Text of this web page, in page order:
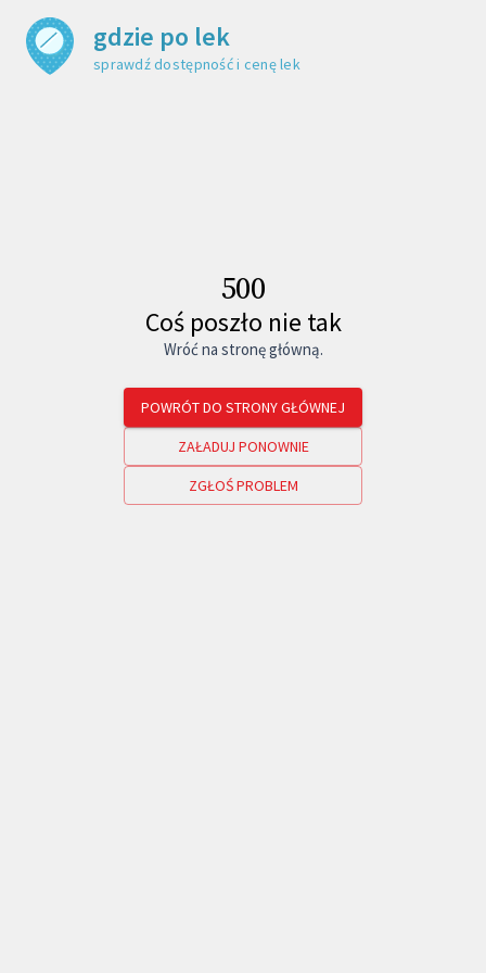
sprawdź dostępność i cenę leku
gdzie po lek
500
Coś poszło nie tak
Wróć na stronę główną.
POWRÓT DO STRONY GŁÓWNEJ
ZAŁADUJ PONOWNIE
ZGŁOŚ PROBLEM